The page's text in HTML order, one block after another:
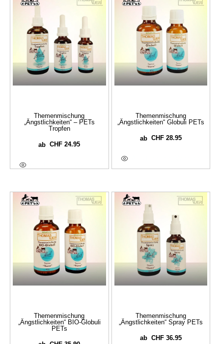
Themenmischung
„Ängstlichkeiten“ – PETs
Tropfen
abCHF 24.95
Themenmischung
„Ängstlichkeiten“ Globuli PETs
ab CHF28.95
Themenmischung
„Ängstlichkeiten“ BIO-Globuli
PETs
Themenmischung
„Ängstlichkeiten“ Spray PETs
ab CHF36.95